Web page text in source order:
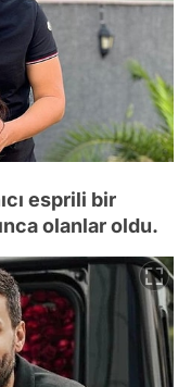
esprili bir
olanlar oldu.